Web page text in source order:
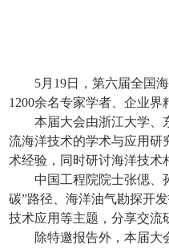
5月19日，第六届全国
1200余名专家学者、企业界
本届大会由浙江大学、
流海洋技术的学术与应用研
术经验，同时研讨海洋技术
中国工程院院士张偲、
碳”路径、海洋油气勘探开
技术应用等主题，分享交流
除特邀报告外，本届大